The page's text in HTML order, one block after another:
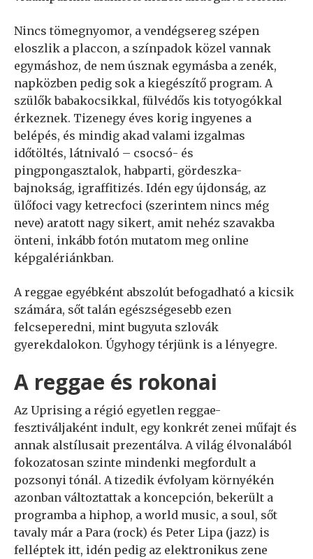
Nincs tömegnyomor, a vendégsereg szépen
eloszlik a placcon, a színpadok közel vannak
egymáshoz, de nem úsznak egymásba a zenék,
napközben pedig sok a kiegészítő program. A
szülők babakocsikkal, fülvédős kis totyogókkal
érkeznek. Tizenegy éves korig ingyenes a
belépés, és mindig akad valami izgalmas
időtöltés, látnivaló – csocsó- és
pingpongasztalok, habparti, gördeszka-
bajnokság, igraffitizés. Idén egy újdonság, az
ülőfoci vagy ketrecfoci (szerintem nincs még
neve) aratott nagy sikert, amit nehéz szavakba
önteni, inkább fotón mutatom meg online
képgalériánkban.
A reggae egyébként abszolút befogadható a kicsik
számára, sőt talán egészségesebb ezen
felcseperedni, mint bugyuta szlovák
gyerekdalokon. Úgyhogy térjünk is a lényegre.
A reggae és rokonai
Az Uprising a régió egyetlen reggae-
fesztiváljaként indult, egy konkrét zenei műfajt és
annak alstílusait prezentálva. A világ élvonalából
fokozatosan szinte mindenki megfordult a
pozsonyi tónál. A tizedik évfolyam környékén
azonban változtattak a koncepción, bekerült a
programba a hiphop, a world music, a soul, sőt
tavaly már a Para (rock) és Peter Lipa (jazz) is
felléptek itt, idén pedig az elektronikus zene